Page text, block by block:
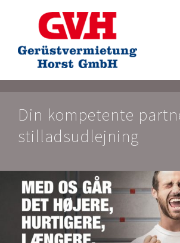
Din kompetente
stilladsudlejning